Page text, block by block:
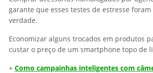
garante que esses testes de estresse
verdade.
Economizar alguns trocados em produtos
custar o preço de um smartphone topo de
+ Como campainhas inteligentes com